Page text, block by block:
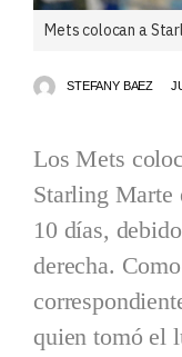
Mets colocan a
STEFANY BAEZ
Los Mets
Starling Marte
10 días,
derecha.
quien tomó el